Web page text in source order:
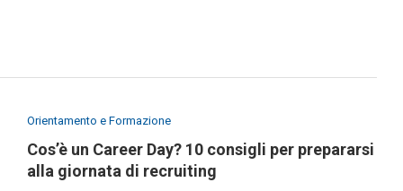
Orientamento e Formazione
Cos’è un Career Day? 10 consigli per prepararsi
alla giornata di recruiting